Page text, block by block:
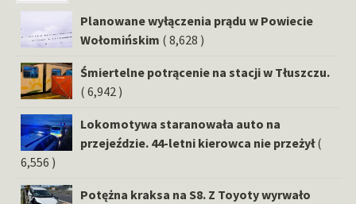
Planowane wyłączenia prądu w Powiecie
Wołomińskim ( 8,628 )
Śmiertelne potrącenie na stacji w Tłuszczu.
( 6,942 )
Lokomotywa staranowała auto na
przejeździe. 44-letni kierowca nie przeżył (
6,556 )
Potężna kraksa na S8. Z Toyoty wyrwało